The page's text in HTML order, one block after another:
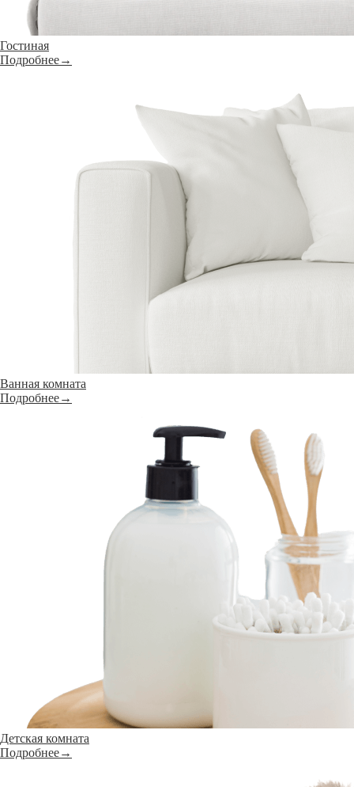
Гостиная
Подробнее→
Ванная комната
Подробнее→
Детская комната
Подробнее→